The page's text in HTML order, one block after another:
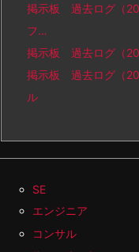
掲示板 過去ログ（
フ…
掲示板 過去ログ（
掲示板 過去ログ（
ル
SE
エンジニア
コンサル